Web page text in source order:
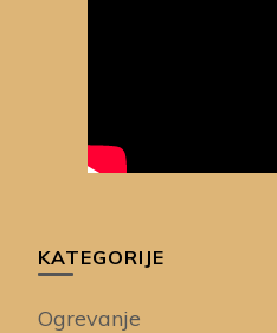
KATEGORIJE
Ogrevanje